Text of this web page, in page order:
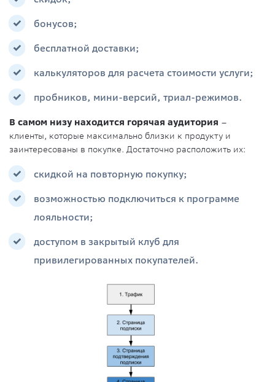
бонусов;
бесплатной доставки;
калькуляторов для расчета стоимости услуги;
пробников, мини-версий, триал-режимов.
В самом низу находится горячая аудитория –
клиенты, которые максимально близки к продукту и
заинтересованы в покупке. Достаточно расположить их:
скидкой на повторную покупку;
возможностью подключиться к программе
лояльности;
доступом в закрытый клуб для
привилегированных покупателей.